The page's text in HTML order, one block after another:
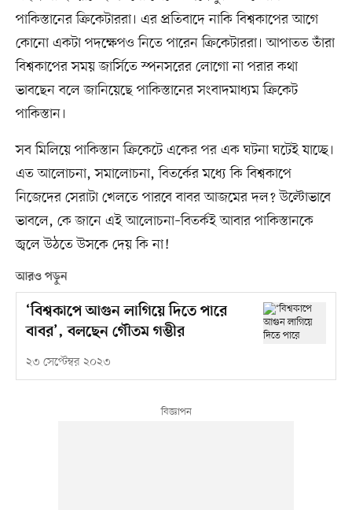
পাকিস্তানের ক্রিকেটাররা। এর প্রতিবাদে নাকি বিশ্বকাপের আগে
কোনো একটা পদক্ষেপও নিতে পারেন ক্রিকেটাররা। আপাতত তাঁরা
বিশ্বকাপের সময় জার্সিতে স্পনসরের লোগো না পরার কথা
ভাবছেন বলে জানিয়েছে পাকিস্তানের সংবাদমাধ্যম ক্রিকেট
পাকিস্তান।
সব মিলিয়ে পাকিস্তান ক্রিকেটে একের পর এক ঘটনা ঘটেই যাচ্ছে।
এত আলোচনা, সমালোচনা, বিতর্কের মধ্যে কি বিশ্বকাপে
নিজেদের সেরাটা খেলতে পারবে বাবর আজমের দল? উল্টোভাবে
ভাবলে, কে জানে এই আলোচনা–বিতর্কই আবার পাকিস্তানকে
জ্বলে উঠতে উসকে দেয় কি না!
আরও পড়ুন
‘বিশ্বকাপে আগুন লাগিয়ে দিতে পারে
বাবর’, বলছেন গৌতম গম্ভীর
২৩ সেপ্টেম্বর ২০২৩